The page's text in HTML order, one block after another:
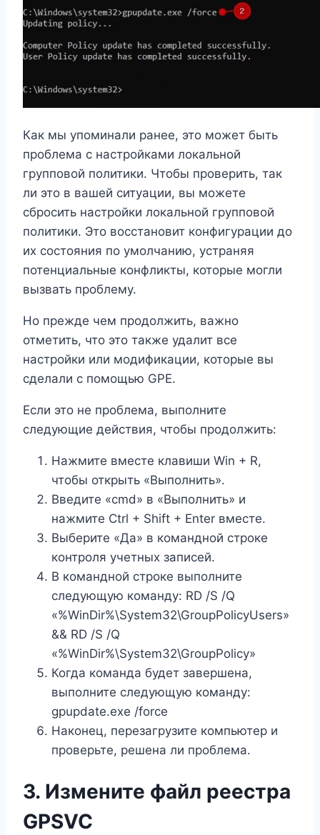
Как мы упоминали ранее, это может быть
проблема с настройками локальной
групповой политики. Чтобы проверить, так
ли это в вашей ситуации, вы можете
сбросить настройки локальной групповой
политики. Это восстановит конфигурации до
их состояния по умолчанию, устраняя
потенциальные конфликты, которые могли
вызвать проблему.
Но прежде чем продолжить, важно
отметить, что это также удалит все
настройки или модификации, которые вы
сделали с помощью GPE.
Если это не проблема, выполните
следующие действия, чтобы продолжить:
Нажмите вместе клавиши Win + R,
чтобы открыть «Выполнить».
Введите «cmd» в «Выполнить» и
нажмите Ctrl + Shift + Enter вместе.
Выберите «Да» в командной строке
контроля учетных записей.
В командной строке выполните
следующую команду: RD /S /Q
«%WinDir%\System32\GroupPolicyUsers»
&& RD /S /Q
«%WinDir%\System32\GroupPolicy»
Когда команда будет завершена,
выполните следующую команду:
gpupdate.exe /force
Наконец, перезагрузите компьютер и
проверьте, решена ли проблема.
3. Измените файл реестра
GPSVC